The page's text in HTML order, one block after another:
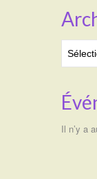
Il n’y a